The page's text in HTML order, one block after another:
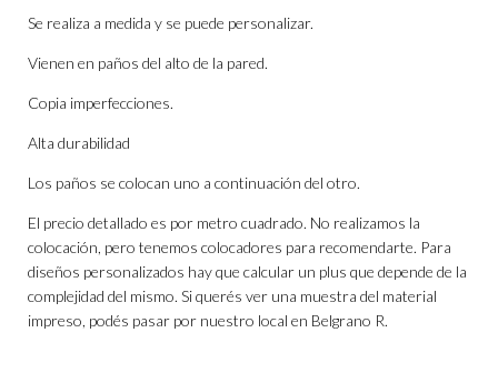
Se realiza a medida y se puede personalizar.
Vienen en paños del alto de la pared.
Copia imperfecciones.
Alta durabilidad
Los paños se colocan uno a continuación del otro.
El precio detallado es por metro cuadrado. No realizamos la
colocación, pero tenemos colocadores para recomendarte. Para
diseños personalizados hay que calcular un plus que depende de la
complejidad del mismo. Si querés ver una muestra del material
impreso, podés pasar por nuestro local en Belgrano R.